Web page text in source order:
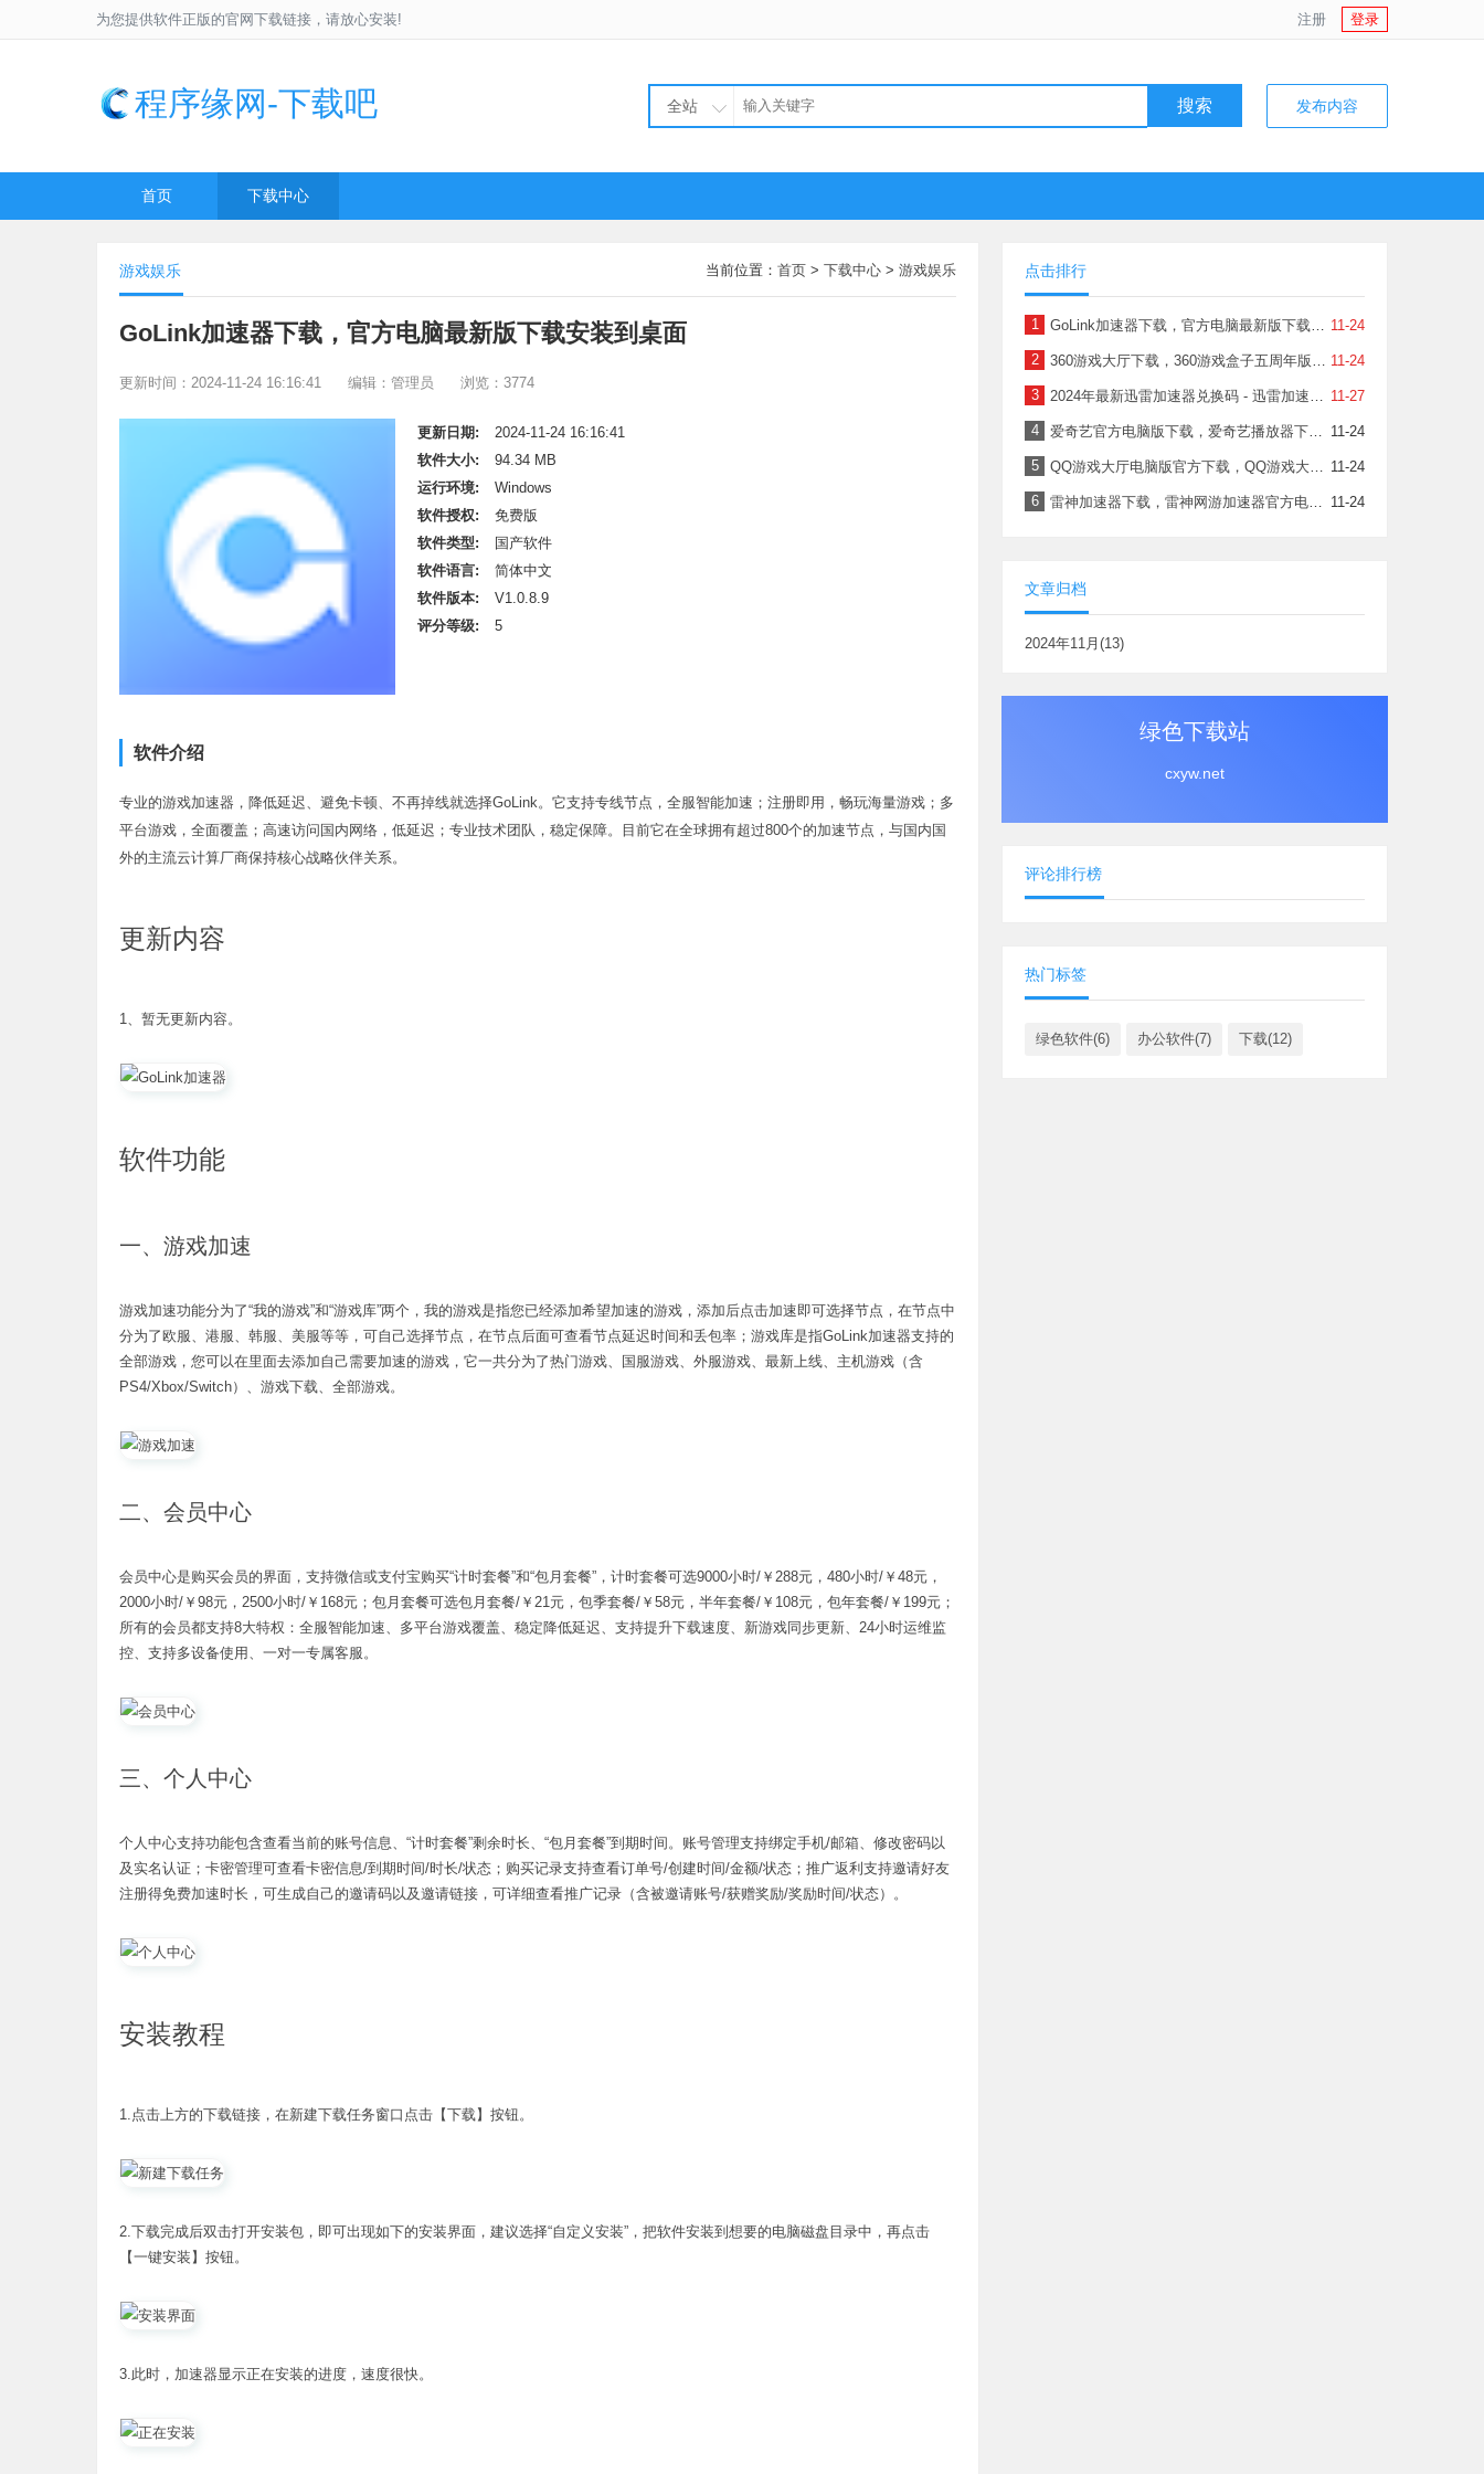
注册 登录
为您提供软件正版的官网下载链接，请放心安装!
程序缘网-下载吧 全站 搜索 发布内容
首页 下载中心
游戏娱乐 当前位置： 首页 > 下载中心 > 游戏娱乐
GoLink加速器下载，官方电脑最新版下载安装到桌面
更新时间：2024-11-24 16:16:41 编辑：管理员 浏览：3774
更新日期:
2024-11-24 16:16:41
软件大小:
94.34 MB
运行环境:
Windows
软件授权:
免费版
软件类型:
国产软件
软件语言:
简体中文
软件版本:
V1.0.8.9
评分等级:
5
软件介绍
专业的游戏加速器，降低延迟、避免卡顿、不再掉线就选择GoLink。它支持专线节点，全服智能加速；注册即用，畅玩海量游戏；多
平台游戏，全面覆盖；高速访问国内网络，低延迟；专业技术团队，稳定保障。目前它在全球拥有超过800个的加速节点，与国内国
外的主流云计算厂商保持核心战略伙伴关系。
更新内容
1、暂无更新内容。
软件功能
一、游戏加速
游戏加速功能分为了“我的游戏”和“游戏库”两个，我的游戏是指您已经添加希望加速的游戏，添加后点击加速即可选择节点，在节点中
分为了欧服、港服、韩服、美服等等，可自己选择节点，在节点后面可查看节点延迟时间和丢包率；游戏库是指GoLink加速器支持的
全部游戏，您可以在里面去添加自己需要加速的游戏，它一共分为了热门游戏、国服游戏、外服游戏、最新上线、主机游戏（含
PS4/Xbox/Switch）、游戏下载、全部游戏。
二、会员中心
会员中心是购买会员的界面，支持微信或支付宝购买“计时套餐”和“包月套餐”，计时套餐可选9000小时/￥288元，480小时/￥48元，
2000小时/￥98元，2500小时/￥168元；包月套餐可选包月套餐/￥21元，包季套餐/￥58元，半年套餐/￥108元，包年套餐/￥199元；
所有的会员都支持8大特权：全服智能加速、多平台游戏覆盖、稳定降低延迟、支持提升下载速度、新游戏同步更新、24小时运维监
控、支持多设备使用、一对一专属客服。
三、个人中心
个人中心支持功能包含查看当前的账号信息、“计时套餐”剩余时长、“包月套餐”到期时间。账号管理支持绑定手机/邮箱、修改密码以
及实名认证；卡密管理可查看卡密信息/到期时间/时长/状态；购买记录支持查看订单号/创建时间/金额/状态；推广返利支持邀请好友
注册得免费加速时长，可生成自己的邀请码以及邀请链接，可详细查看推广记录（含被邀请账号/获赠奖励/奖励时间/状态）。
安装教程
1.点击上方的下载链接，在新建下载任务窗口点击【下载】按钮。
2.下载完成后双击打开安装包，即可出现如下的安装界面，建议选择“自定义安装”，把软件安装到想要的电脑磁盘目录中，再点击
【一键安装】按钮。
3.此时，加速器显示正在安装的进度，速度很快。
点击排行
1 11-24
GoLink加速器下载，官方电脑最新版下载安装到桌面
2 11-24
360游戏大厅下载，360游戏盒子五周年版官方电脑版下载安装最新版
3 11-27
2024年最新迅雷加速器兑换码 - 迅雷加速器兑换码
4 11-24
爱奇艺官方电脑版下载，爱奇艺播放器下载安装最新版到桌面
5 11-24
QQ游戏大厅电脑版官方下载，QQ游戏大厅下载安装最新版
6 11-24
雷神加速器下载，雷神网游加速器官方电脑版下载安装最新版
文章归档
2024年11月(13)
绿色下载站
cxyw.net
评论排行榜
热门标签
绿色软件(6) 办公软件(7) 下载(12)